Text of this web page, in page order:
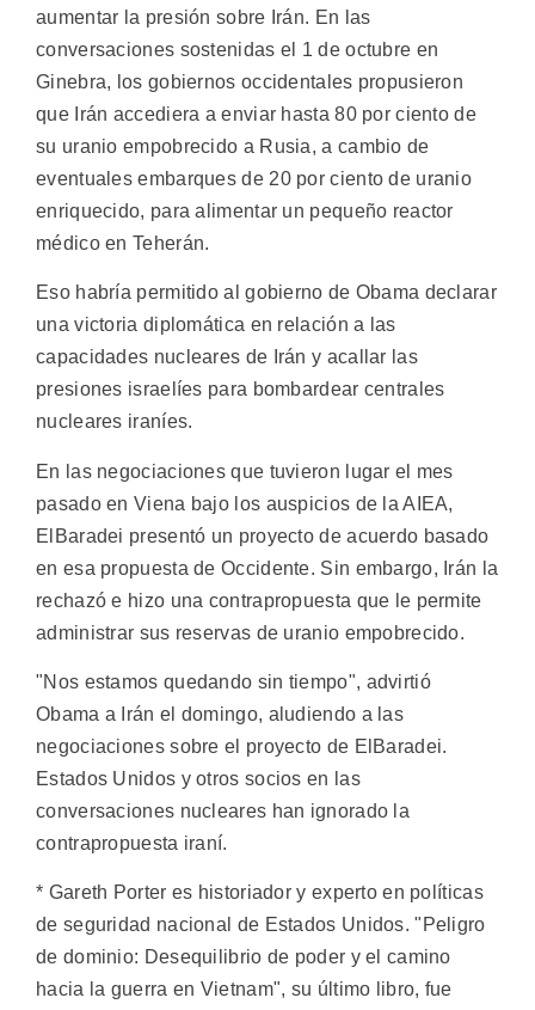
aumentar la presión sobre Irán. En las
conversaciones sostenidas el 1 de octubre en
Ginebra, los gobiernos occidentales propusieron
que Irán accediera a enviar hasta 80 por ciento de
su uranio empobrecido a Rusia, a cambio de
eventuales embarques de 20 por ciento de uranio
enriquecido, para alimentar un pequeño reactor
médico en Teherán.
Eso habría permitido al gobierno de Obama declarar
una victoria diplomática en relación a las
capacidades nucleares de Irán y acallar las
presiones israelíes para bombardear centrales
nucleares iraníes.
En las negociaciones que tuvieron lugar el mes
pasado en Viena bajo los auspicios de la AIEA,
ElBaradei presentó un proyecto de acuerdo basado
en esa propuesta de Occidente. Sin embargo, Irán la
rechazó e hizo una contrapropuesta que le permite
administrar sus reservas de uranio empobrecido.
"Nos estamos quedando sin tiempo", advirtió
Obama a Irán el domingo, aludiendo a las
negociaciones sobre el proyecto de ElBaradei.
Estados Unidos y otros socios en las
conversaciones nucleares han ignorado la
contrapropuesta iraní.
* Gareth Porter es historiador y experto en políticas
de seguridad nacional de Estados Unidos. "Peligro
de dominio: Desequilibrio de poder y el camino
hacia la guerra en Vietnam", su último libro, fue